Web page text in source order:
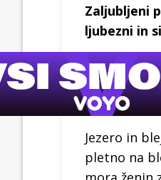
Zaljubljeni
ljubezni in
Jezero in
pletno na